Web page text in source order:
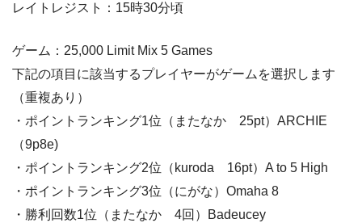
レイトレジスト：15時30分頃
ゲーム：25,000 Limit Mix 5 Games
下記の項目に該当するプレイヤーがゲームを選択します
（重複あり）
・ポイントランキング1位（またなか 25pt）ARCHIE
（9p8e)
・ポイントランキング2位（kuroda 16pt）A to 5 High
・ポイントランキング3位（にがな）Omaha 8
・勝利回数1位（またなか 4回）Badeucey